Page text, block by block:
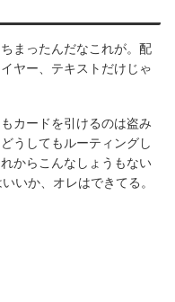
まったんだなこれが。配
ヤー、テキストだけじゃ
カードを引けるのは盗み
うしてもルーティングし
からこんなしょうもない
いか、オレはできてる。